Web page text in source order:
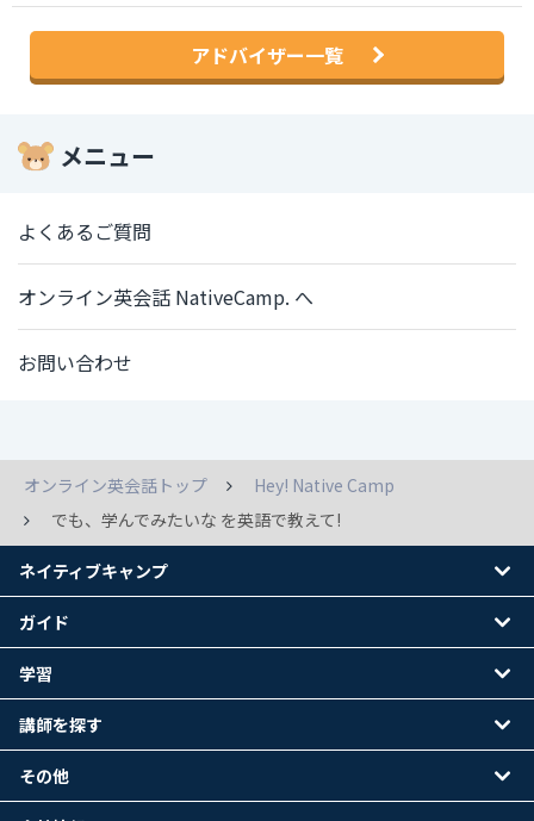
アドバイザー一覧
メニュー
よくあるご質問
オンライン英会話 NativeCamp. へ
お問い合わせ
オンライン英会話トップ
Hey! Native Camp
でも、学んでみたいな を英語で教えて!
ネイティブキャンプ
ガイド
学習
講師を探す
その他